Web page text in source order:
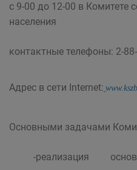
с 9-00 до 12-00 в Комитете
населения
контактные телефоны: 2-
Адрес в сети Internet:
Основными задачами
-реализация